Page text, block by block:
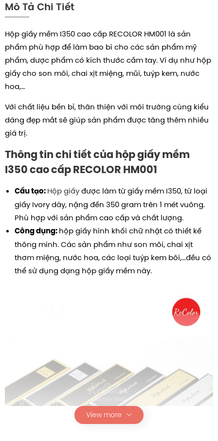
Mô Tả Chi Tiết
Hộp giấy mềm I350 cao cấp RECOLOR HM001 là sản
phẩm phù hợp để làm bao bì cho các sản phẩm mỹ
phẩm, dược phẩm có kích thước cầm tay. Ví dụ như hộp
giấy cho son môi, chai xịt miệng, mũi, tuýp kem, nước
hoa,…
Với chất liệu bền bỉ, thân thiện với môi trường cùng kiểu
dáng đẹp mắt sẽ giúp sản phẩm được tăng thêm nhiều
giá trị.
Thông tin chi tiết của hộp giấy mềm
I350 cao cấp RECOLOR HM001
Cấu tạo: Hộp giấyđược làm từ giấy mềm I350, từ loại
giấy Ivory dày, nặng đến 350 gram trên 1 mét vuông.
Phù hợp với sản phẩm cao cấp và chất lượng.
Công dụng: hộp giấy hình khối chữ nhật có thiết kế
thông minh. Các sản phẩm như son môi, chai xịt
thơm miệng, nước hoa, các loại tuýp kem bôi,…đều có
thể sử dụng dạng hộp giấy mềm này.
View more